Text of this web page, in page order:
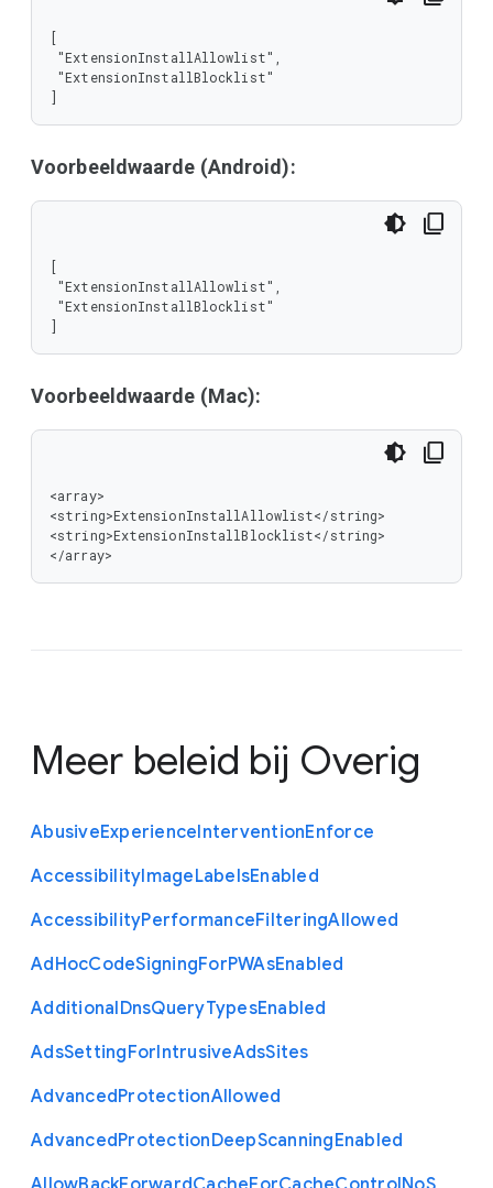
[
]
Voorbeeldwaarde (Android):
[
]
Voorbeeldwaarde (Mac):
<array>
<string>ExtensionInstallAllowlist</string>
<string>ExtensionInstallBlocklist</string>
</array>
Meer beleid bij Overig
AbusiveExperienceInterventionEnforce
AccessibilityImageLabelsEnabled
AccessibilityPerformanceFilteringAllowed
AdHocCodeSigningForPWAsEnabled
AdditionalDnsQueryTypesEnabled
AdsSettingForIntrusiveAdsSites
AdvancedProtectionAllowed
AdvancedProtectionDeepScanningEnabled